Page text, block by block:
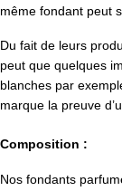
même fondant peut
Du fait de leurs
peut que quelques
blanches par
marque la preuve
Composition :
Nos fondants